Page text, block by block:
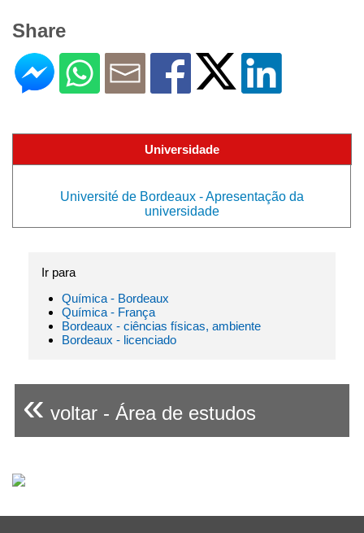
Share
Universidade
Université de Bordeaux - Apresentação da
universidade
Ir para
Química - Bordeaux
Química - França
Bordeaux - ciências físicas, ambiente
Bordeaux - licenciado
« voltar - Área de estudos